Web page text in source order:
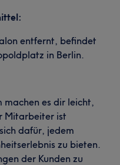
entfernt, befindet
in Berlin.
machen es dir leicht,
Mitarbeiter ist
dafür, jedem
zu bieten.
der Kunden zu